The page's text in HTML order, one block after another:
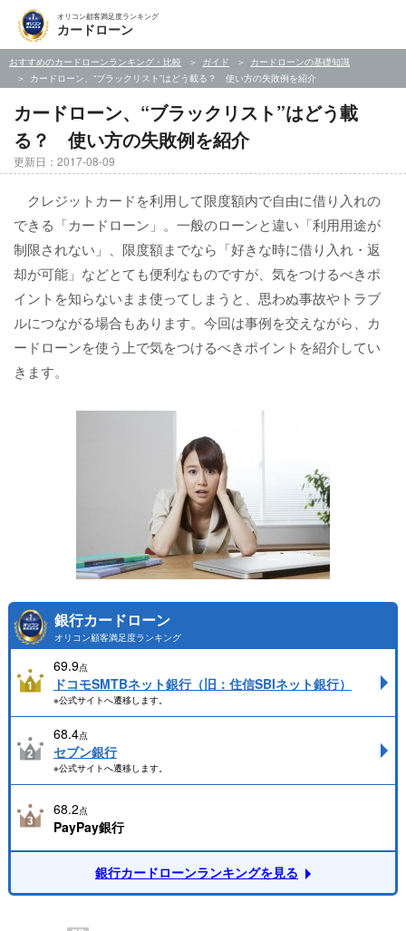
オリコン顧客満足度ランキング
カードローン
おすすめのカードローンランキング・比較 ガイド
カードローンの基礎知識
カードローン、“ブラックリスト”はどう載る？ 使い方の失敗例を紹介
カードローン、“ブラックリスト”はどう載
る？ 使い方の失敗例を紹介
更新日：2017-08-09
クレジットカードを利用して限度額内で自由に借り入れの
できる「カードローン」。一般のローンと違い「利用用途が
制限されない」、限度額までなら「好きな時に借り入れ・返
却が可能」などとても便利なものですが、気をつけるべきポ
イントを知らないまま使ってしまうと、思わぬ事故やトラブ
ルにつながる場合もあります。今回は事例を交えながら、カ
ードローンを使う上で気をつけるべきポイントを紹介してい
きます。
銀行カードローン
オリコン顧客満足度ランキング
69.9点
ドコモSMTBネット銀行（旧：住信SBIネット銀行）
※公式サイトへ遷移します。
68.4点
セブン銀行
※公式サイトへ遷移します。
68.2点
PayPay銀行
銀行カードローンランキングを見る